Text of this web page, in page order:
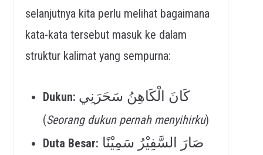
selanjutnya kita perlu melihat bagaimana
kata-kata tersebut masuk ke dalam
struktur kalimat yang sempurna:
Dukun: كَانَ الْكَاهِنُ سَحَرَنِي
(Seorang dukun pernah menyihirku)
Duta Besar: صَارَ السَّفِيْرُ سَمِيْنًا